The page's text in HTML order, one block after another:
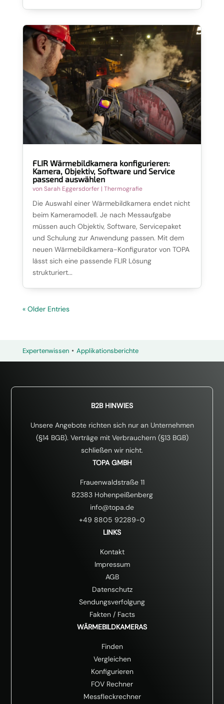
FLIR Wärmebildkamera konfigurieren:
Kamera, Objektiv, Software und Service
passend auswählen
von Sarah Eggersdorfer| Thermografie
Die Auswahl einer Wärmebildkamera endet nicht
beim Kameramodell. Je nach Messaufgabe
müssen auch Objektiv, Software, Servicepaket
und Schulung zur Anwendung passen. Mit dem
neuen Wärmebildkamera-Konfigurator von TOPA
lässt sich eine passende FLIR Lösung
strukturiert...
« Older Entries
Expertenwissen • Applikationsberichte
B2B HINWIES
Unsere Angebote richten sich nur an Unternehmen
(§14 BGB). Verträge mit Verbrauchern (§13 BGB)
schließen wir nicht.
TOPA GMBH
Frauenwaldstraße 11
82383 Hohenpeißenberg
info@topa.de
+49 8805 92289-0
LINKS
Kontakt
Impressum
AGB
Datenschutz
Sendungsverfolgung
Fakten/ Facts
WÄRMEBILDKAMERAS
Finden
Vergleichen
Konfigurieren
FOV Rechner
Messfleckrechner